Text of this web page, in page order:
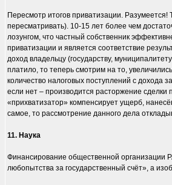
Пересмотр итогов приватизации.
пересматривать). 10-15 лет более чем
лозунгом, что частный собственник
приватизации и является соответствие
доход владельцу (государству,
платило, то теперь смотрим на то,
количество налоговых поступлений с
если нет – производится расторжение сделки
«прихватизатор» компенсирует ущерб,
самое, то рассмотрение данного дела
11. Наука
Финансирование общественной организации
любопытства за государственный счёт», а